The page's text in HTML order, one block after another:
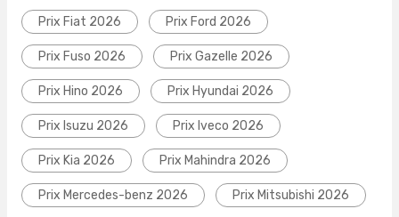
Prix Fiat 2026 Prix Ford 2026
Prix Fuso 2026 Prix Gazelle 2026
Prix Hino 2026 Prix Hyundai 2026
Prix Isuzu 2026 Prix Iveco 2026
Prix Kia 2026 Prix Mahindra 2026
Prix Mercedes-benz 2026 Prix Mitsubishi 2026